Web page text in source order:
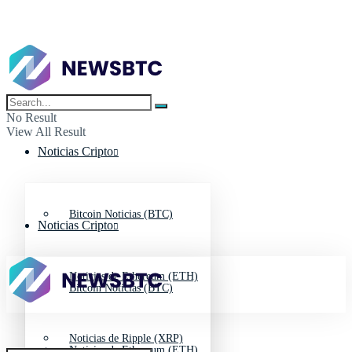
No Result
View All Result
Noticias Cripto
Bitcoin Noticias (BTC)
Noticias de Ethereum (ETH)
Noticias de Ripple (XRP)
Noticias Cripto
Bitcoin Noticias (BTC)